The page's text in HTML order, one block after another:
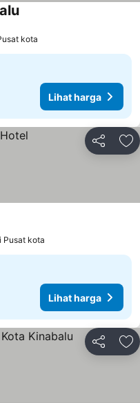
Lihat harga
kota
Lihat harga
Bagikan
Pusat kota
Lihat harga
Bagikan